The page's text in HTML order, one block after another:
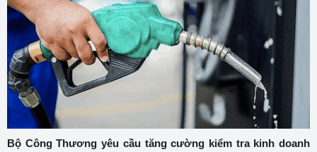
Bộ Công Thương yêu cầu tăng cường kiểm tra kinh doanh